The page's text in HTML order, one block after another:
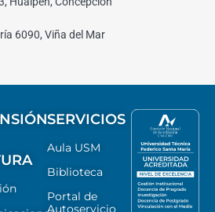
6090, Viña del Mar
SERVICIOS
Aula USM
Biblioteca
Portal de